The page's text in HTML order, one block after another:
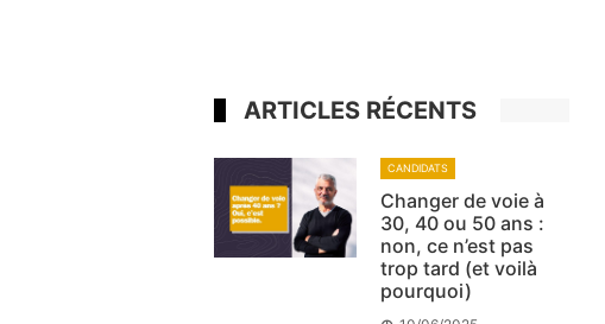
ARTICLES RÉCENTS
CANDIDATS
Changer de voie à
30, 40 ou 50 ans :
non, ce n’est pas
trop tard (et voilà
pourquoi)